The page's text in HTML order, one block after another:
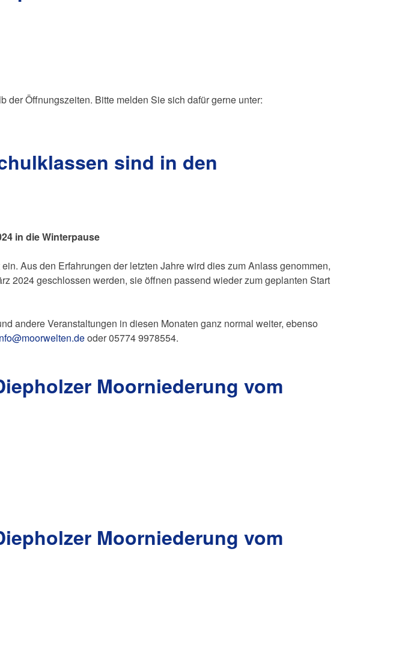
Öffnungszeiten. Bitte melden Sie sich dafür gerne unter:
sind in den
in die Winterpause
Aus den Erfahrungen der letzten Jahre wird dies zum Anlass genommen,
2024 geschlossen werden, sie öffnen passend wieder zum geplanten Start
andere Veranstaltungen in diesen Monaten ganz normal weiter, ebenso
oder 05774 9978554.
Moorniederung vom
Moorniederung vom